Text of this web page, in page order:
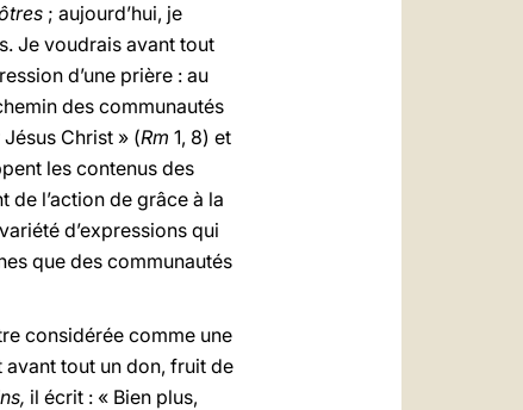
; aujourd’hui, je
Je voudrais avant tout
d’une prière : au
des communautés
Christ » (Rm 1, 8) et
les contenus des
de l’action de grâce à la
d’expressions qui
que des communautés
considérée comme une
tout un don, fruit de
il écrit : « Bien plus,